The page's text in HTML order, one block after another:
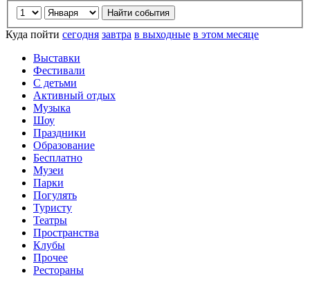
Куда пойти сегодня завтра в выходные в этом месяце
Выставки
Фестивали
С детьми
Активный отдых
Музыка
Шоу
Праздники
Образование
Бесплатно
Музеи
Парки
Погулять
Туристу
Театры
Пространства
Клубы
Прочее
Рестораны